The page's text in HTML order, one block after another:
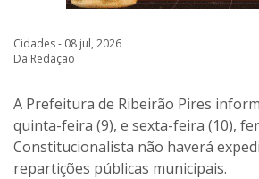
Cidades - 08 jul, 2026
Da Redação
A Prefeitura de Ribeirão Pires
quinta-feira (9), e sexta-feira (10),
Constitucionalista não haverá
repartições públicas municipais.